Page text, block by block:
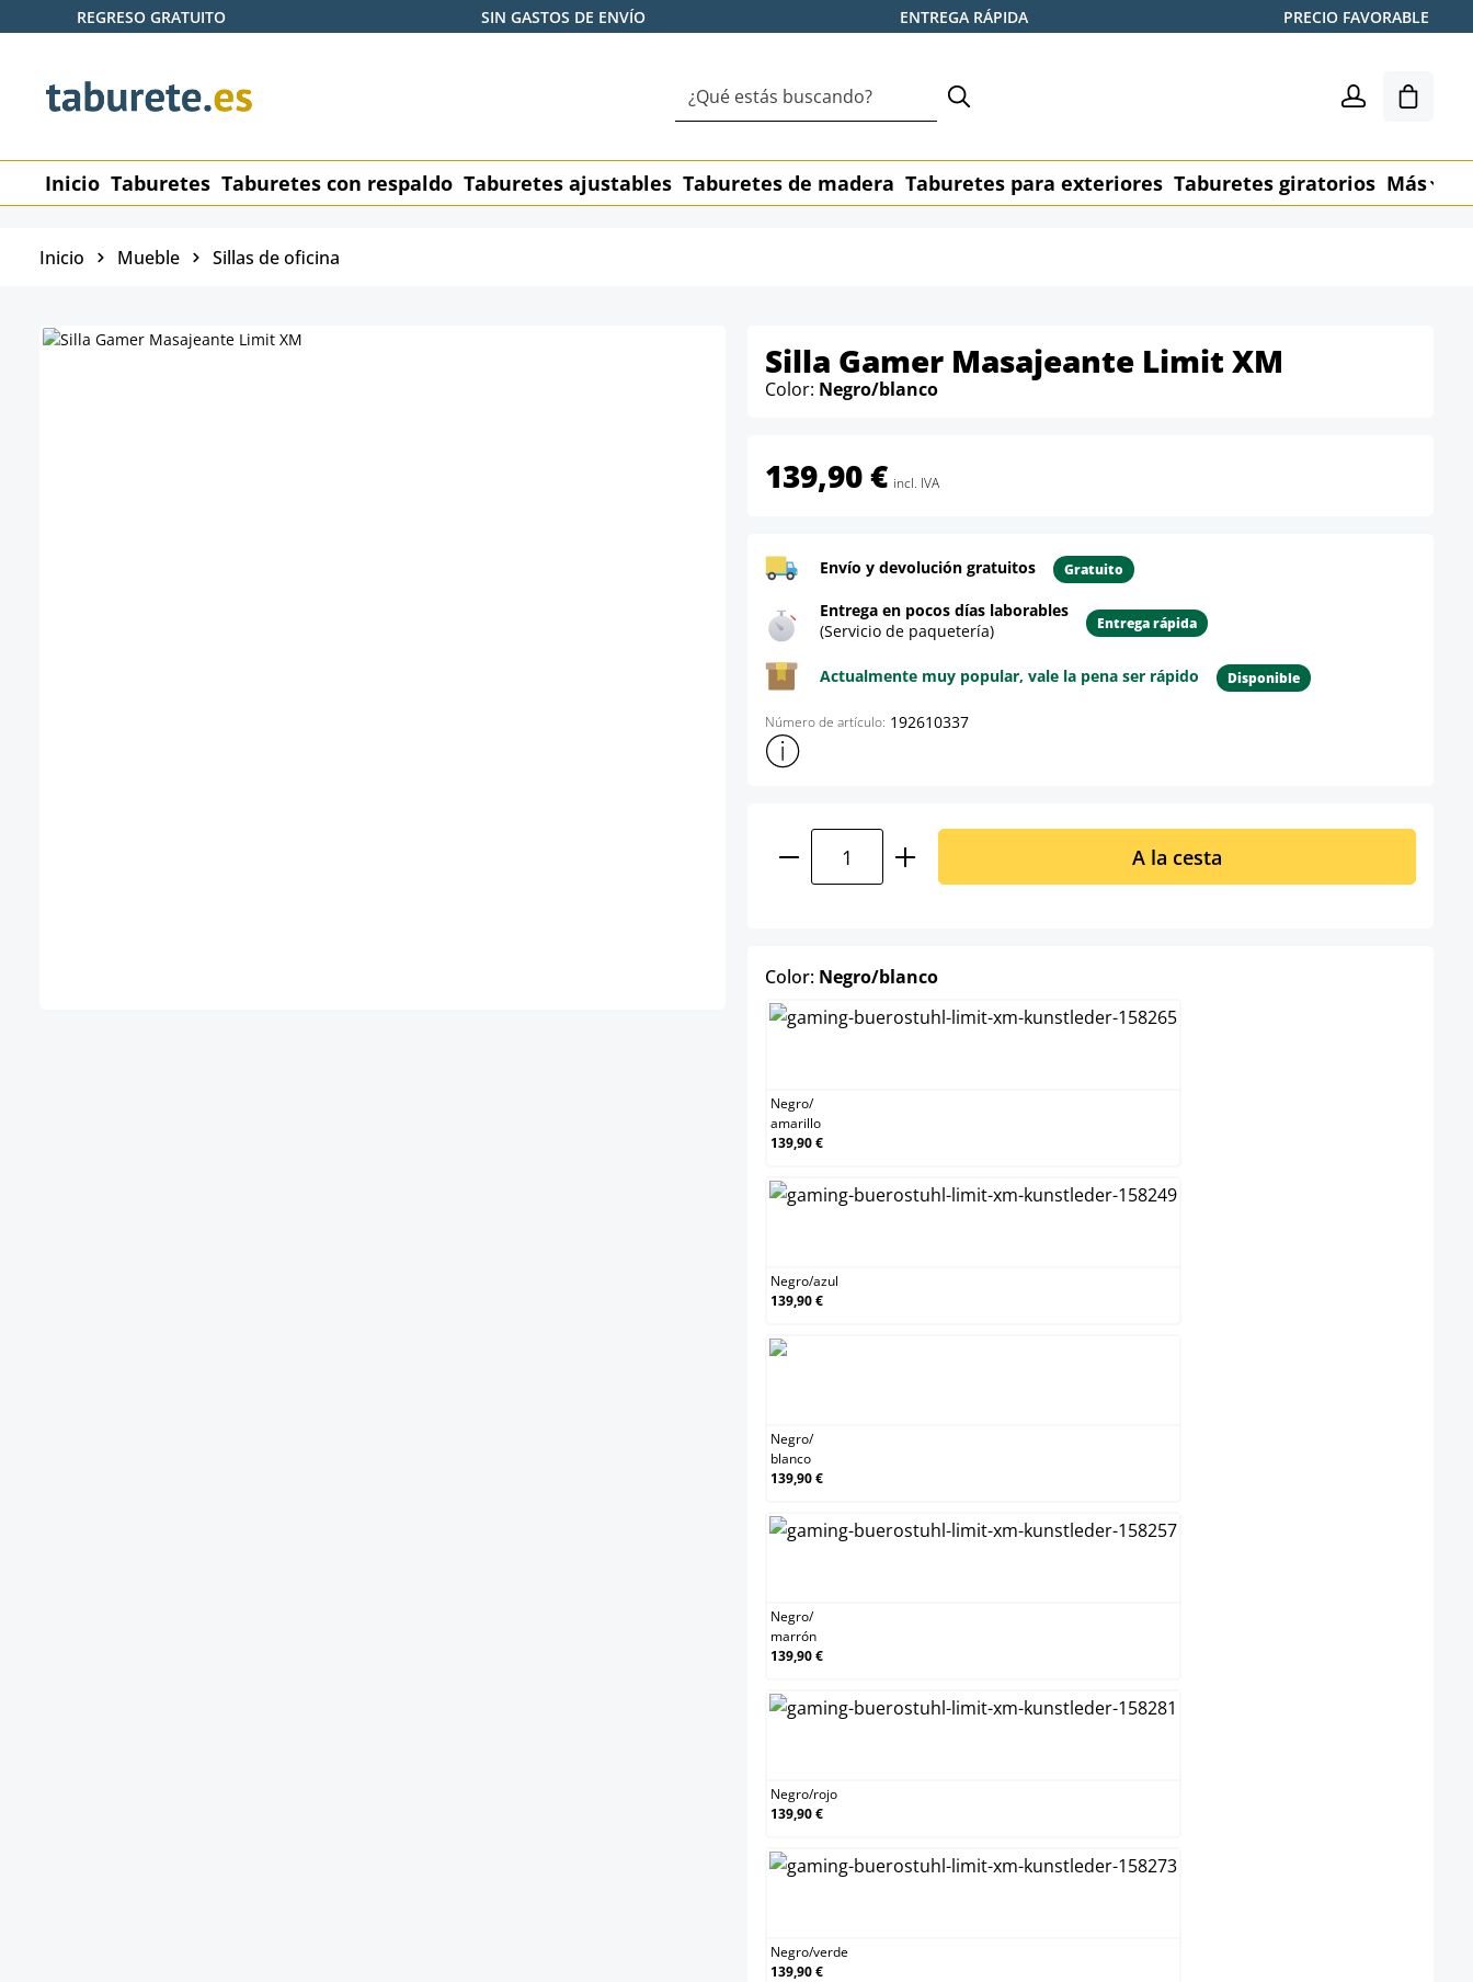
al contenido principal
Saltar a la búsqueda
Saltar a la navegación principal
REGRESO GRATUITO SIN GASTOS DE ENVÍO ENTREGA RÁPIDA PRECIO FAVORABLE
El
Inicio Taburetes Taburetes con respaldo Taburetes ajustables Taburetes de madera Taburetes para exteriores Taburetes giratorios Más
Inicio Mueble Sillas de oficina
Silla Gamer Masajeante Limit XM
Color: Negro/blanco
139,90 € incl. IVA
Envío y devolución gratuitos Gratuito
Entrega en pocos días laborables
(Servicio de paquetería)
Entrega rápida
Actualmente muy popular, vale la pena ser rápido Disponible
Número de artículo: 192610337
Mostrar más información sobre el producto
Cantidad del producto: introduce la cantidad deseada o
A la cesta
Color: Negro/blancoselect
Negro/
amarillo
139,90 €
Negro/azul
139,90 €
Negro/
blanco
139,90 €
Negro/
marrón
139,90 €
Negro/rojo
139,90 €
Negro/verde
139,90 €